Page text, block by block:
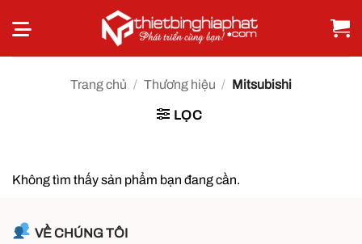
qua
Trang chủ / Thương hiệu / Mitsubishi
LỌC
Không tìm thấy sản phẩm bạn đang cần.
VỀ CHÚNG TÔI